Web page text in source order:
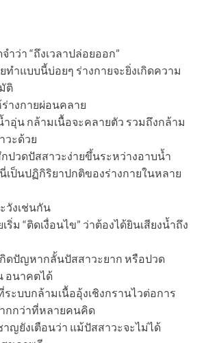
ำว่า “ถึงเวลาปล่อยออก”
ทำแบบนี้บ่อยๆ ร่างกายจะยิ่งเกิดความ
ติ
างกายผ่อนคลาย
ำอุ่น กล้ามเนื้อจะคลายตัว รวมถึงกล้าม
วะด้วย
ปวดปัสสาวะง่ายขึ้นระหว่างอาบน้ำ
เป็นปฏิกิริยาปกติของร่างกายในหลาย
วังเช่นกัน
ริ่ม “ติดเงื่อนไข” ว่าต้องได้ยินเสียงน้ำถึง
ดปัญหากลั้นปัสสาวะยาก หรือปวด
อนาคตได้
ะบบกล้ามเนื้ออุ้งเชิงกรานไวต่อการ
กกว่าที่หลายคนคิด
ญยังเตือนว่า แม้ปัสสาวะจะไม่ได้